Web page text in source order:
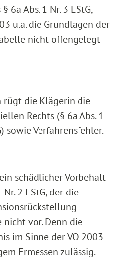
6a Abs. 1 Nr. 3 EStG,
u.a. die Grundlagen der
nicht offengelegt
rügt die Klägerin die
Rechts (§ 6a Abs. 1
sowie Verfahrensfehler.
schädlicher Vorbehalt
Nr. 2 EStG, der die
nicht vor. Denn die
im Sinne der VO 2003
Ermessen zulässig.